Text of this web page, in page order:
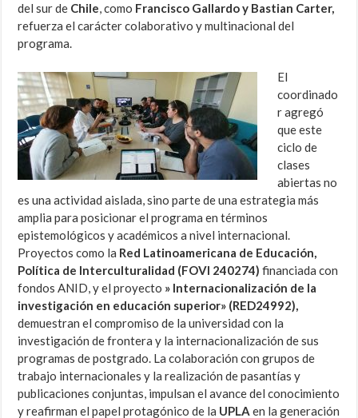
del sur de Chile, como Francisco Gallardo y Bastian Carter,
refuerza el carácter colaborativo y multinacional del
programa.
El
coordinado
r agregó
que este
ciclo de
clases
abiertas no
es una actividad aislada, sino parte de una estrategia más
amplia para posicionar el programa en términos
epistemológicos y académicos a nivel internacional.
Proyectos como la Red Latinoamericana de Educación,
Política de Interculturalidad (FOVI 240274) financiada con
fondos ANID, y el proyecto » Internacionalización de la
investigación en educación superior» (RED24992),
demuestran el compromiso de la universidad con la
investigación de frontera y la internacionalización de sus
programas de postgrado. La colaboración con grupos de
trabajo internacionales y la realización de pasantías y
publicaciones conjuntas, impulsan el avance del conocimiento
y reafirman el papel protagónico de la UPLA en la generación